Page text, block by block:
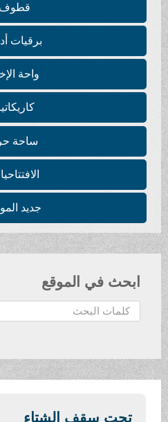
قطوف
برقيات أدبية
واحة الإخاء
كاريكاتير
ساحة حرة
الافتتاحيات
جديد الموقع
ابحث في الموقع
ح
ث
تحت سقف الشتاء